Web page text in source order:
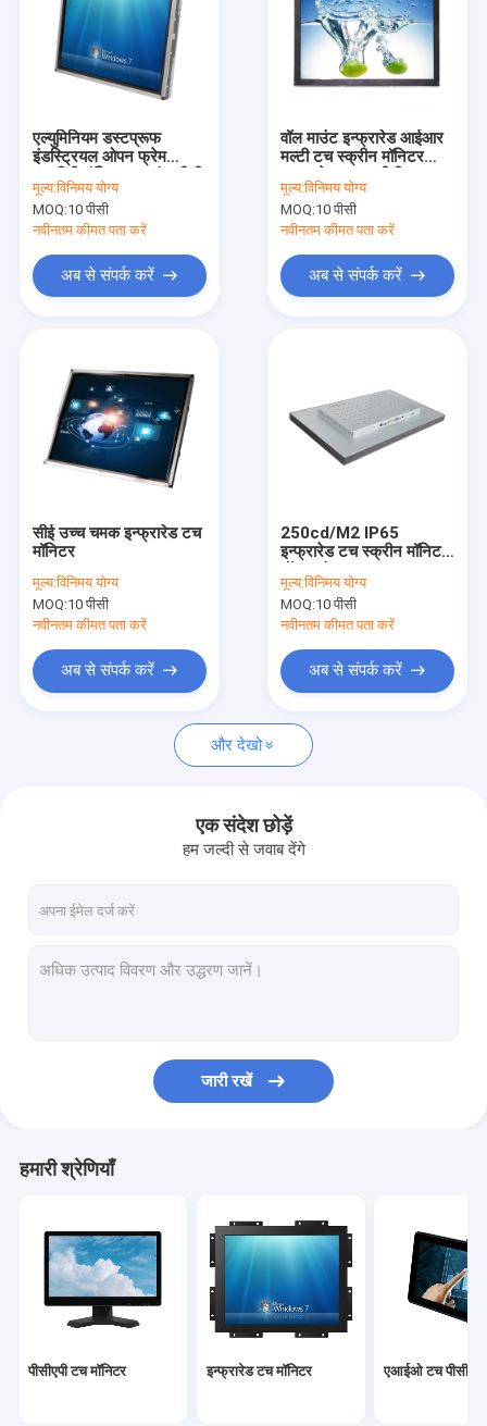
उत्पाद
हमारे बारे में
फैक्टरी यात्रा
समाचार
सभी मामलों
पीसीएपी टच स्क्रीन
पीसीएपी टच फोइल
टीएफटी एलसीडी पैनल
भूतल ध्वनिक तरंग टच स्क्रीन
घुमावदार टच स्क्रीन मॉनिटर
एल्युमिनियम डस्टप्रूफ
इंडस्ट्रियल ओपन फ्रेम
एलसीडी मॉनिटर 19 इंच डीसी
12 वी पावर;
मूल्य:विनिमय योग्य
MOQ:10 पीसी
नवीनतम कीमत पता करें
अब से संपर्क करें
वॉल माउंट इन्फ्रारेड आईआर
मल्टी टच स्क्रीन मॉनिटर
ब्राइटनेस 250 सीडी / एम 2
डस्टप्रूफ
मूल्य:विनिमय योग्य
MOQ:10 पीसी
नवीनतम कीमत पता करें
अब से संपर्क करें
सीई उच्च चमक इन्फ्रारेड टच
मॉनिटर
मूल्य:विनिमय योग्य
MOQ:10 पीसी
नवीनतम कीमत पता करें
अब से संपर्क करें
250cd/M2 IP65
इन्फ्रारेड टच स्क्रीन मॉनिटर
वॉल माउंट डस्टप्रूफ
मूल्य:विनिमय योग्य
MOQ:10 पीसी
नवीनतम कीमत पता करें
अब से संपर्क करें
और देखो
एक संदेश छोड़ें
हम जल्दी से जवाब देंगे
जारी रखें
हमारी श्रेणियाँ
पीसीएपी टच मॉनिटर इन्फ्रारेड टच मॉनिटर एआईओ टच पीसी